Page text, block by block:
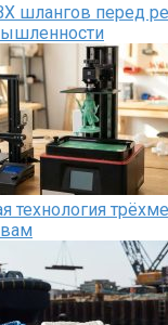
шлангов перед
технология